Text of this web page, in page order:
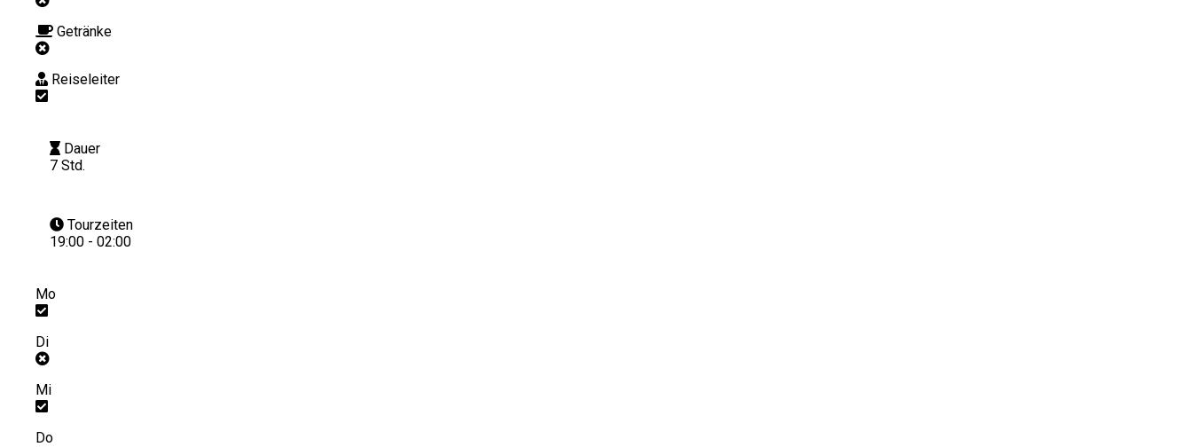
Getränke
Reiseleiter
Dauer
7 Std.
Tourzeiten
19:00 - 02:00
Mo
Di
Mi
Do